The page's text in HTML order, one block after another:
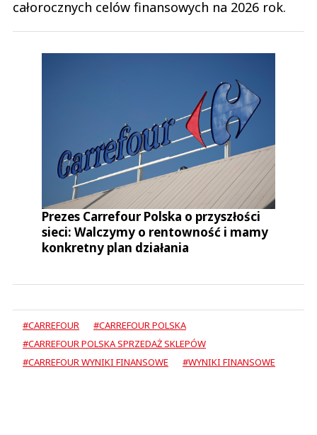
całorocznych celów finansowych na 2026 rok.
Prezes Carrefour Polska o przyszłości
sieci: Walczymy o rentowność i mamy
konkretny plan działania
#CARREFOUR
#CARREFOUR POLSKA
#CARREFOUR POLSKA SPRZEDAŻ SKLEPÓW
#CARREFOUR WYNIKI FINANSOWE
#WYNIKI FINANSOWE